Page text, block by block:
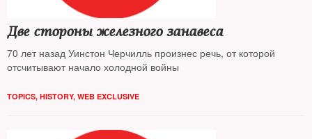
Две стороны железного занавеса
70 лет назад Уинстон Черчилль произнес речь, от которой
отсчитывают начало холодной войны
TOPICS, HISTORY, WEB EXCLUSIVE